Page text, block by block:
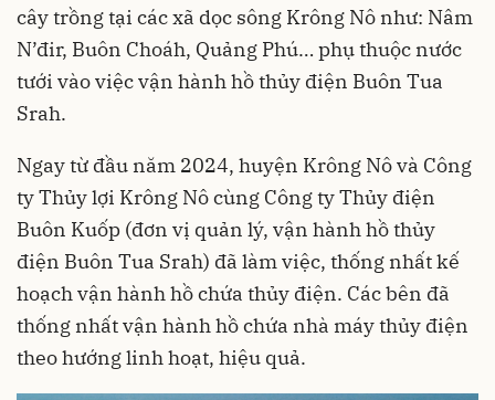
cây trồng tại các xã dọc sông Krông Nô như: Nâm
N’đir, Buôn Choáh, Quảng Phú… phụ thuộc nước
tưới vào việc vận hành hồ thủy điện Buôn Tua
Srah.
Ngay từ đầu năm 2024, huyện Krông Nô và Công
ty Thủy lợi Krông Nô cùng Công ty Thủy điện
Buôn Kuốp (đơn vị quản lý, vận hành hồ thủy
điện Buôn Tua Srah) đã làm việc, thống nhất kế
hoạch vận hành hồ chứa thủy điện. Các bên đã
thống nhất vận hành hồ chứa nhà máy thủy điện
theo hướng linh hoạt, hiệu quả.